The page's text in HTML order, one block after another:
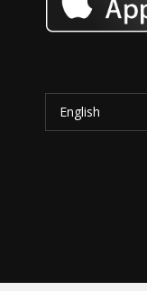
English